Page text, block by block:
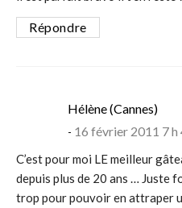
Répondre
Hélène (Cannes)says:
16 février 2011 7 h
C’est pour moi LE meilleur
depuis plus de 20 ans … Juste
trop pour pouvoir en attraper